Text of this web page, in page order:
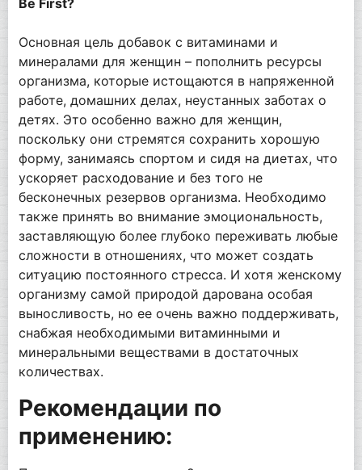
Основная цель добавок с витаминами и
минералами для женщин – пополнить ресурсы
организма, которые истощаются в напряженной
работе, домашних делах, неустанных заботах о
детях. Это особенно важно для женщин,
поскольку они стремятся сохранить хорошую
форму, занимаясь спортом и сидя на диетах, что
ускоряет расходование и без того не
бесконечных резервов организма. Необходимо
также принять во внимание эмоциональность,
заставляющую более глубоко переживать любые
сложности в отношениях, что может создать
ситуацию постоянного стресса. И хотя женскому
организму самой природой дарована особая
выносливость, но ее очень важно поддерживать,
снабжая необходимыми витаминными и
минеральными веществами в достаточных
количествах.
Рекомендации по
применению: